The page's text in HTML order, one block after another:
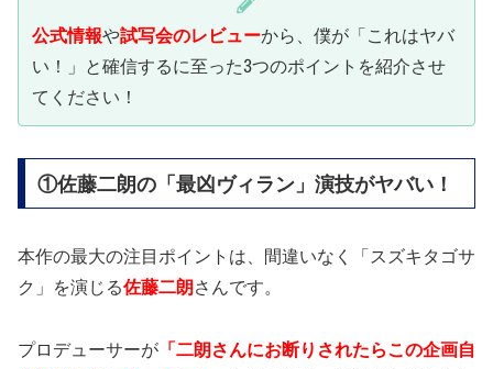
公式情報や試写会のレビューから、僕が「これはヤバ
い！」と確信するに至った3つのポイントを紹介させ
てください！
①佐藤二朗の「最凶ヴィラン」演技がヤバい！
本作の最大の注目ポイントは、間違いなく「スズキタゴサ
ク」を演じる佐藤二朗 さんです。
プロデューサーが 「二朗さんにお断りされたらこの企画自